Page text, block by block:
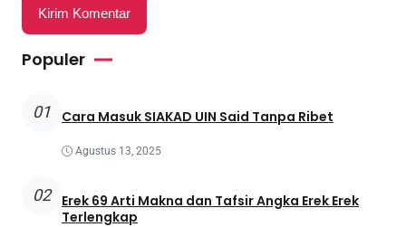
Populer
01 Cara Masuk SIAKAD UIN Said Tanpa Ribet
Agustus 13, 2025
02
Erek 69 Arti Makna dan Tafsir Angka Erek Erek
Terlengkap